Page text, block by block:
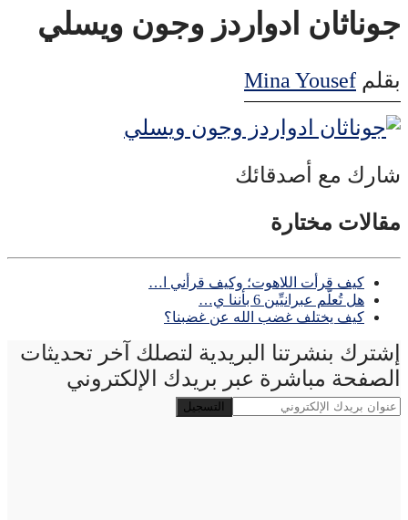
جوناثان ادواردز وجون ويسلي
بقلم Mina Yousef
شارك مع أصدقائك
مقالات مختارة
كيف قرأت اللاهوت؛ وكيف قرأني ا…
هل تُعلّم عبرانيِّين 6 بأننا ي…
كيف يختلف غضب الله عن غضبنا؟
إشترك بنشرتنا البريدية لتصلك آخر تحديثات
الصفحة مباشرة عبر بريدك الإلكتروني